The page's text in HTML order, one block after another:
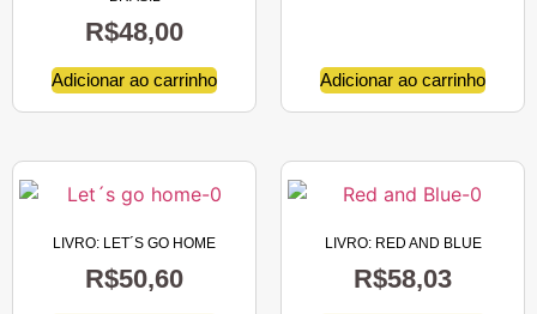
R$48,00
Adicionar ao carrinho Adicionar ao carrinho
LIVRO: LET´S GO HOME
R$50,60
LIVRO: RED AND BLUE
R$58,03